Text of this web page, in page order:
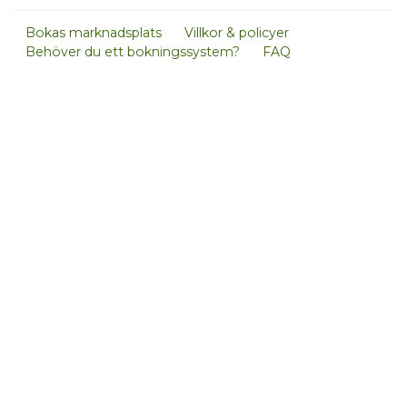
Bokas marknadsplats
Villkor & policyer
Behöver du ett bokningssystem?
FAQ